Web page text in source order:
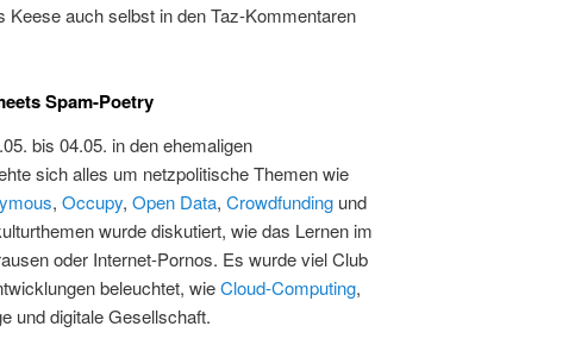
Keese auch selbst in den Taz-Kommentaren
Spam-Poetry
bis 04.05. in den ehemaligen
sich alles um netzpolitische Themen wie
, Occupy, Open Data, Crowdfundingund
wurde diskutiert, wie das Lernen im
oder Internet-Pornos. Es wurde viel Club
beleuchtet, wieCloud-Computing,
und digitale Gesellschaft.